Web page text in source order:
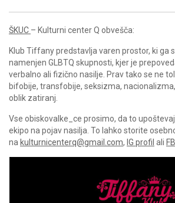
ŠKUC – Kulturni center Q obvešča:
Klub Tiffany predstavlja varen prostor, ki ga
namenjen GLBTQ skupnosti, kjer je
verbalno ali fizično nasilje. Prav tako se ne
bifobije, transfobije, seksizma,
oblik zatiranj.
Vse obiskovalke_ce prosimo, da to
ekipo na pojav nasilja. To lahko storite
na kulturnicenterq@gmail.com, IG profil ali